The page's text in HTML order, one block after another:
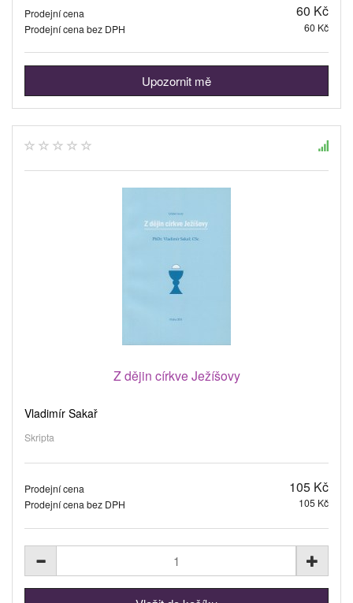
Prodejní cena 60 Kč
Prodejní cena bez DPH 60 Kč
Upozornit mě
Z dějin církve Ježíšovy
Vladimír Sakař
Skripta
Prodejní cena 105 Kč
Prodejní cena bez DPH 105 Kč